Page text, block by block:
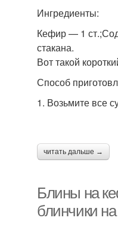
Блины на
Пропорции
Блины без
Ингредиенты:
Кефир — 1
стакана.
Вот такой
Способ
1. Возьмите все
читать дальше →
Блины на
блинчики